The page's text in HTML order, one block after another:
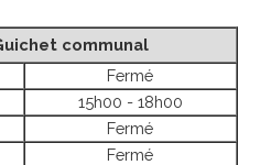
communal
Fermé
15h00 - 18h00
Fermé
Fermé